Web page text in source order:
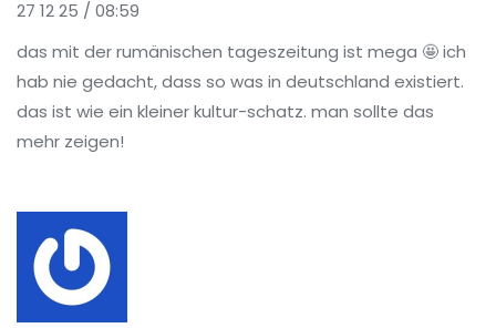
27 12 25 / 08:59
das mit der rumänischen tageszeitung ist mega 🤩 ich
hab nie gedacht, dass so was in deutschland existiert.
das ist wie ein kleiner kultur-schatz. man sollte das
mehr zeigen!